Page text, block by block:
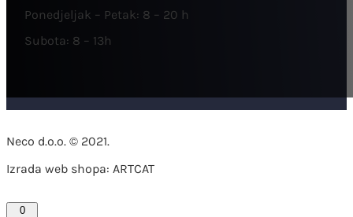
Ponedjeljak – Petak: 8 – 20 h
Subota: 8 – 13h
Neco d.o.o. © 2021.
Izrada web shopa: ARTCAT
0